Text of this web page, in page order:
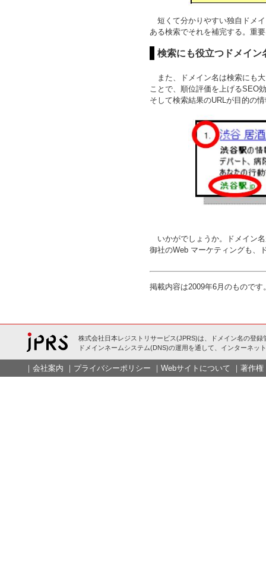
短くて分かりやすい独自ドメ
ある検索でそれを補完する。重
検索にも役立つドメイン
また、ドメイン名は検索にも
ことで、順位評価を上げるSEO
そして検索結果のURLが目的の
いかがでしょうか。ドメイン
御社のWeb マーケティングも、
掲載内容は2009年6月のものです
株式会社日本レジストリサービス(JPRS)は、ドメイン名の登録
ドメインネームシステム(DNS)の運用を通して、インターネッ
｜ 会社案内 ｜ プライバシーポリシー ｜ Webサイトについて ｜ 著作権